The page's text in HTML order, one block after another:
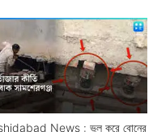
News : ভুল করে বোনের